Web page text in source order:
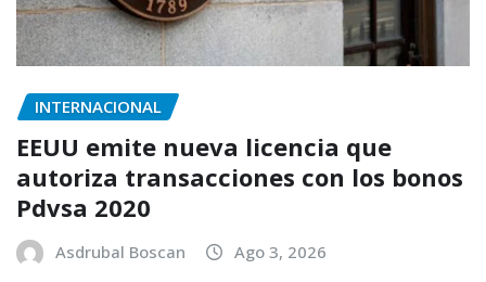
INTERNACIONAL
EEUU emite nueva licencia que
autoriza transacciones con los bonos
Pdvsa 2020
Asdrubal Boscan Ago 3, 2026